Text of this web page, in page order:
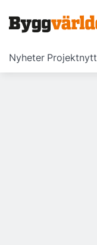
Nyheter Projektnytt